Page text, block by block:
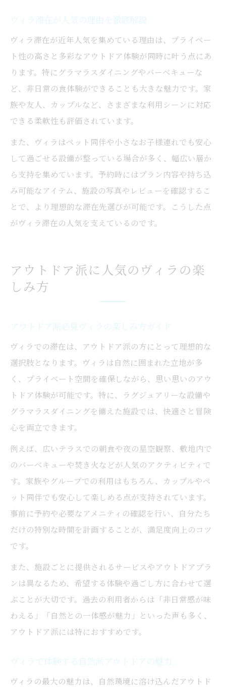
ヴィラ滞在が人気の理由を徹底解説
ヴィラ滞在が近年人気を集めている理由は、プライベー
ト性の高さと多彩なアウトドア体験が同時に叶う点にあ
ります。特にグラマラスダイニングやバーベキューな
ど、非日常の食体験ができることも大きな魅力です。家
族や友人、カップルなど、さまざまな利用シーンに対応
できる柔軟性も評価されています。
また、ヴィラはペット同伴や小さなお子様連れでも安心
して過ごせる設備が整っている場合が多く、幅広い層か
ら支持を集めています。予約時にはプラン内容や持ち込
み可能なアイテム、施設の写真やレビューを確認するこ
とで、より理想的な滞在先選びが可能です。こうした点
がヴィラ滞在の人気を支えているのです。
アウトドア派に人気のヴィラの楽
しみ方
アウトドア派必見ヴィラの楽しみ方ガイド
ヴィラでの滞在は、アウトドア派の方にとって理想的な
選択肢となります。ヴィラは自然に囲まれた立地が多
く、プライベート空間を確保しながら、思い思いのアウ
トドア体験が可能です。特に、ラグジュアリーな設備や
グラマラスダイニングを備えた施設では、快適さと冒険
心を両立できます。
例えば、広いテラスでの朝食や夜の星空観察、敷地内で
のバーベキューや焚き火などが人気のアクティビティで
す。家族やグループでの利用はもちろん、カップルやペ
ット同伴でも安心して楽しめる点が支持されています。
事前に予約や必要なアメニティの確認を行い、自分たち
だけの特別な時間を計画することが、満足度向上のコツ
です。
また、施設ごとに提供されるサービスやアウトドアプラ
ンは異なるため、希望する体験や過ごし方に合わせて選
ぶことが大切です。過去の利用者からは「非日常感が味
わえる」「自然との一体感が魅力」といった声も多く、
アウトドア派には特におすすめです。
ヴィラで体験する自然派アウトドアの魅力
ヴィラの最大の魅力は、自然環境に溶け込んだアウトド